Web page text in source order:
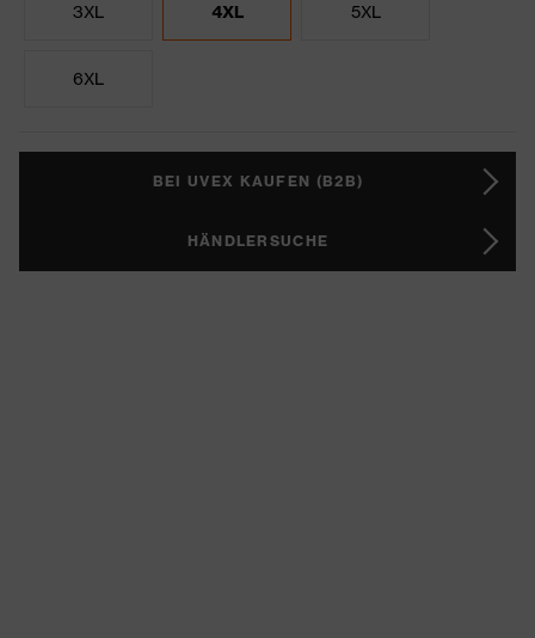
3XL 4XL 5XL
6XL
BEI UVEX KAUFEN (B2B)
HÄNDLERSUCHE